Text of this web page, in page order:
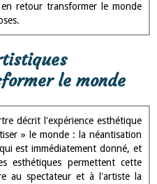
retour transformer le monde
le monde
décrit l'expérience esthétique
» le monde : la néantisation
est immédiatement donné, et
esthétiques permettent cette
au spectateur et à l'artiste la